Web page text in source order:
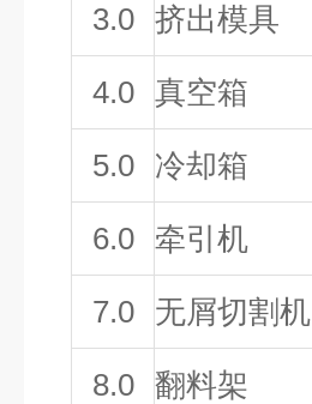
3.0 挤出模具
4.0 真空箱
5.0 冷却箱
6.0 牵引机
7.0 无屑切割机
8.0 翻料架